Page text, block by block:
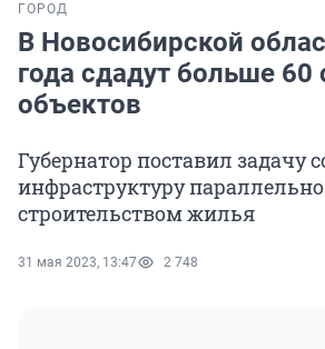
ГОРОД
В Новосибирской
года сдадут больше
объектов
Губернатор поставил задачу
инфраструктуру параллельно
строительством жилья
31 мая 2023, 13:47 2 748